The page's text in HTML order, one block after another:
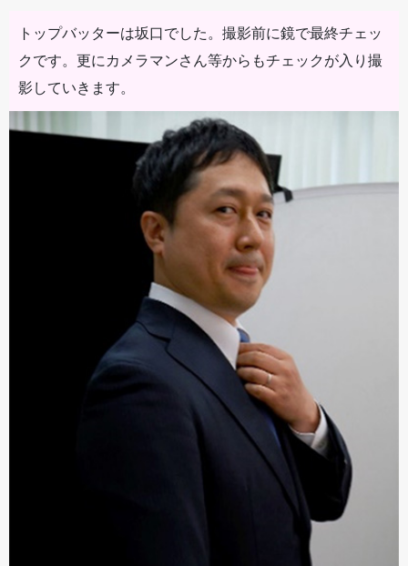
トップバッターは坂口でした。撮影前に鏡で最終チェッ
クです。更にカメラマンさん等からもチェックが入り撮
影していきます。